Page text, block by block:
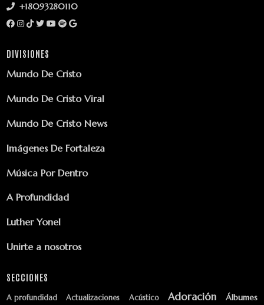
+18093280110
DIVISIONES
Mundo De Cristo
Mundo De Cristo Viral
Mundo De Cristo News
Imágenes De Fortaleza
Música Por Dentro
A Profundidad
Luther Yonel
Unirte a nosotros
SECCIONES
A profundidad Actualizaciones Acústico Adoración Álbumes